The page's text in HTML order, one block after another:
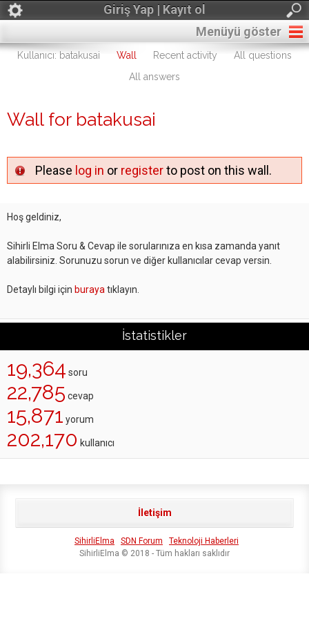
Giriş Yap | Kayıt ol
Menüyü göster
Kullanıcı: batakusai Wall Recent activity
All questions
All answers
Wall for batakusai
Please log in or registerto post on this wall.
Hoş geldiniz,
Sihirli Elma Soru & Cevap ile sorularınıza en kısa zamanda yanıt
alabilirsiniz. Sorunuzu sorun ve diğer kullanıcılar cevap versin.
Detaylı bilgi için buraya tıklayın.
İstatistikler
19,364 soru
22,785 cevap
15,871 yorum
202,170 kullanıcı
İletişim
SihirliElma SDN Forum
Teknoloji Haberleri
SihirliElma © 2018 - Tüm hakları saklıdır